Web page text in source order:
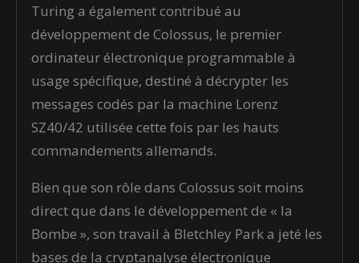
Turing a également contribué au
développement de Colossus, le premier
ordinateur électronique programmable à
usage spécifique, destiné à décrypter les
messages codés par la machine Lorenz
SZ40/42 utilisée cette fois par les hauts
commandements allemands.
Bien que son rôle dans Colossus soit moins
direct que dans le développement de « la
Bombe », son travail à Bletchley Park a jeté les
bases de la cryptanalyse électronique